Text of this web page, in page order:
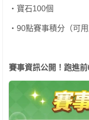
・寶石100個
・90點賽事積分（可
賽事資訊公開！跑進前